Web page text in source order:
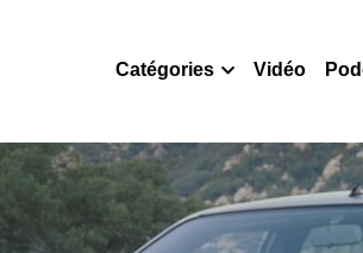
Catégories Vidéo